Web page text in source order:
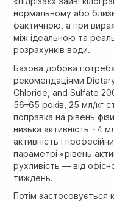
нормальному або
фактичною, а при
між ідеальною та
розрахунків води.
Базова добова
рекомендаціями
Chloride, and Sulfate
56–65 років, 25 мл/кг
поправка на рівень
низька активність +4
активність і
параметрі «рівень
рухливість — від
тиждень.
Потім застосовується